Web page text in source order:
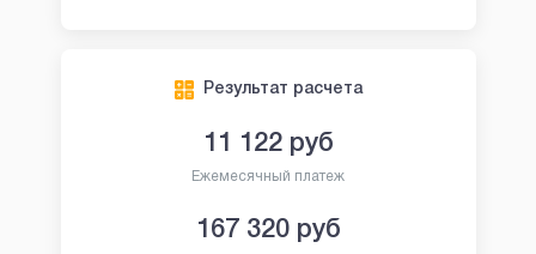
Результат расчета
11 122руб
Ежемесячный платеж
167 320руб